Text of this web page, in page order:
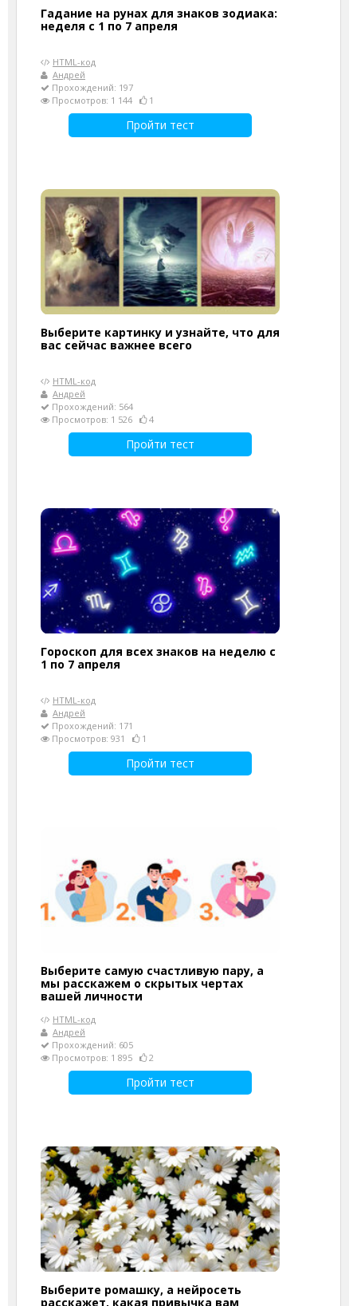
Гадание на рунах для знаков зодиака:
неделя с 1 по 7 апреля
HTML-код
Андрей
Прохождений: 197
Просмотров: 1 144
1
Пройти тест
Выберите картинку и узнайте, что для
вас сейчас важнее всего
HTML-код
Андрей
Прохождений: 564
Просмотров: 1 526
4
Пройти тест
Гороскоп для всех знаков на неделю с
1 по 7 апреля
HTML-код
Андрей
Прохождений: 171
Просмотров: 931
1
Пройти тест
Выберите самую счастливую пару, а
мы расскажем о скрытых чертах
вашей личности
HTML-код
Андрей
Прохождений: 605
Просмотров: 1 895
2
Пройти тест
Выберите ромашку, а нейросеть
расскажет, какая привычка вам